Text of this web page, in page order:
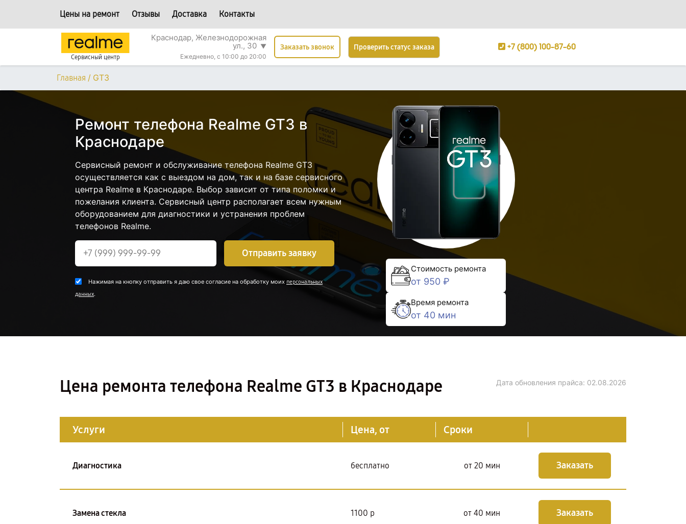
Цены на ремонт Отзывы Доставка Контакты
Сервисный центр
Краснодар, Железнодорожная
ул., 30 ▼
Ежедневно, с 10:00 до 20:00
Заказать звонок Проверить статус заказа +7 (800) 100-87-60
Главная / GT3
Ремонт телефона Realme GT3 в
Краснодаре
Сервисный ремонт и обслуживание телефона Realme GT3
осуществляется как с выездом на дом, так и на базе сервисного
центра Realme в Краснодаре. Выбор зависит от типа поломки и
пожелания клиента. Сервисный центр располагает всем нужным
оборудованием для диагностики и устранения проблем
телефонов Realme.
Отправить заявку
Нажимая на кнопку отправить я даю свое согласие на обработку моих персональных
данных.
Стоимость ремонта
от 950 ₽
Время ремонта
от 40 мин
Цена ремонта телефона Realme GT3 в Краснодаре Дата обновления прайса: 02.08.2026
Услуги Цена, от Сроки
Диагностика бесплатно от 20 мин Заказать
Замена стекла 1100 р от 40 мин Заказать